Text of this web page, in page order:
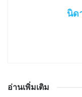
นิด
อ่านเพิ่มเติม